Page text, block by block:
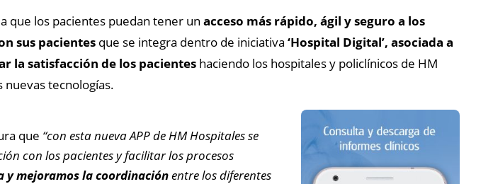
que los pacientes puedan tener un acceso más rápido, ágil y seguro a los
sus pacientes que se integra dentro de iniciativa ‘Hospital Digital’, asociada a
la satisfacción de los pacientes haciendo los hospitales y policlínicos de HM
nuevas tecnologías.
que “con esta nueva APP de HM Hospitales se
con los pacientes y facilitar los procesos
y mejoramos la coordinaciónentre los diferentes